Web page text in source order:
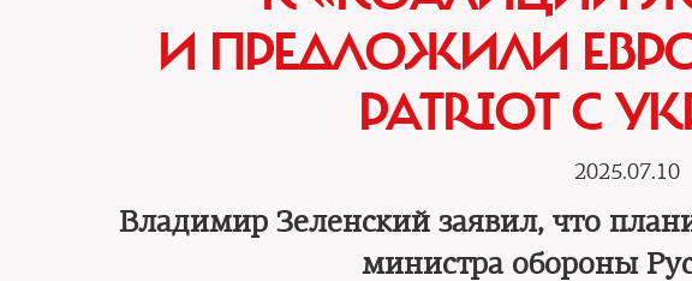
И ПРЕДЛОЖИЛИ
PATRIOT С
2025.07.10
Владимир Зеленский заявил, что
министра обороны